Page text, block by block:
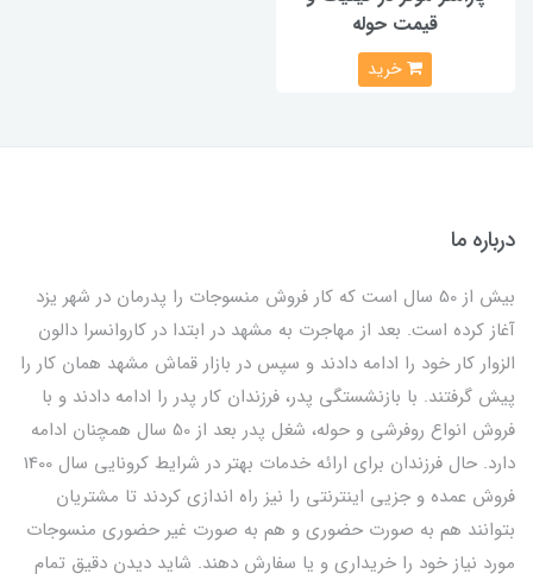
قیمت حوله
خرید
درباره ما
بیش از 50 سال است که کار فروش منسوجات را پدرمان در شهر یزد
آغاز کرده است. بعد از مهاجرت به مشهد در ابتدا در کاروانسرا دالون
الزوار کار خود را ادامه دادند و سپس در بازار قماش مشهد همان کار را
پیش گرفتند. با بازنشستگی پدر، فرزندان کار پدر را ادامه دادند و با
فروش انواع روفرشی و حوله، شغل پدر بعد از 50 سال همچنان ادامه
دارد. حال فرزندان برای ارائه خدمات بهتر در شرایط کرونایی سال 1400
فروش عمده و جزیی اینترنتی را نیز راه اندازی کردند تا مشتریان
بتوانند هم به صورت حضوری و هم به صورت غیر حضوری منسوجات
مورد نیاز خود را خریداری و یا سفارش دهند. شاید دیدن دقیق تمام